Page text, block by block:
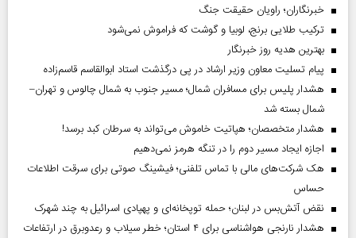
خبرنگاران؛ راویان حقیقت جنگ
ترکیب طلایی برنج، لوبیا و گوشت که فراموش نمی‌شود
بهترین هدیه روز خبرنگار
پیام تسلیت معاون وزیر ارشاد در پی درگذشت استاد ابوالقاسم قاسم‌زاده
هشدار پلیس برای مسافران شمال؛ مسیر جنوب به شمال چالوس و تهران–
شمال بسته شد
هشدار متخصصان؛ هپاتیت خاموش می‌تواند به سرطان کبد برسد!
اجازه ایجاد مسیر دوم را در تنگه هرمز نمی‌دهیم
هک شرکت‌های مالی با تماس تلفنی؛ فیشینگ صوتی برای سرقت اطلاعات
حساس
نقض آتش‌بس در لبنان؛ حمله توپخانه‌ای و پهپادی اسرائیل به چند شهرک
هشدار نارنجی هواشناسی برای ۴ استان؛ خطر سیلاب و رعدوبرق در ارتفاعات